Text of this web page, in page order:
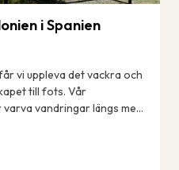
i Spanien
vi uppleva det vackra och
till fots. Vår
vandringar längs med